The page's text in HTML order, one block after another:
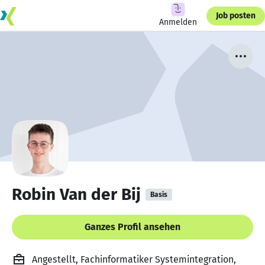
Anmelden
Job posten
Robin Van der Bij Basis
Ganzes Profil ansehen
Angestellt, Fachinformatiker Systemintegration,